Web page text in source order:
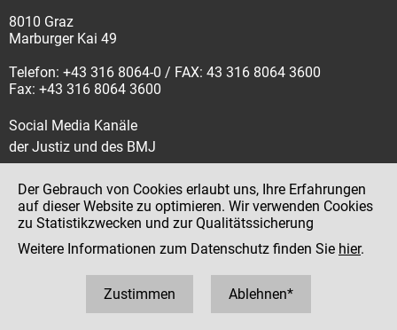
8010 Graz
Marburger Kai 49
Telefon: +43 316 8064-0 / FAX: 43 316 8064 3600
Fax: +43 316 8064 3600
Social Media Kanäle
der Justiz und des BMJ
Impressum
Datenschutz
Hinweisgeber:innenplattform (für Mitarbeiter:innen)
Der Gebrauch von Cookies erlaubt uns, Ihre Erfahrungen
auf dieser Website zu optimieren. Wir verwenden Cookies
zu Statistikzwecken und zur Qualitätssicherung
Weitere Informationen zum Datenschutz finden Sie hier.
Zustimmen Ablehnen*